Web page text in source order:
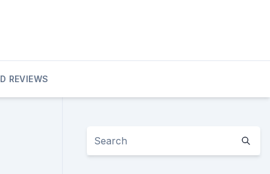
REVIEWS